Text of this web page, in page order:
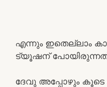
എന്നും ഇതെല്ലാം
ട്യൂഷന്
ദേവു അപ്പോഴും കൂടെ